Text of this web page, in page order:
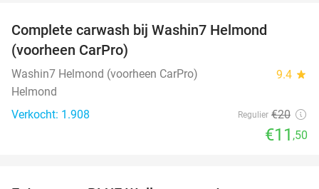
Complete carwash bij Washin7 Helmond
(voorheen CarPro)
Washin7 Helmond (voorheen CarPro) 9.4 star
Helmond
Verkocht: 1.908
Regulier €20
€11 ,50